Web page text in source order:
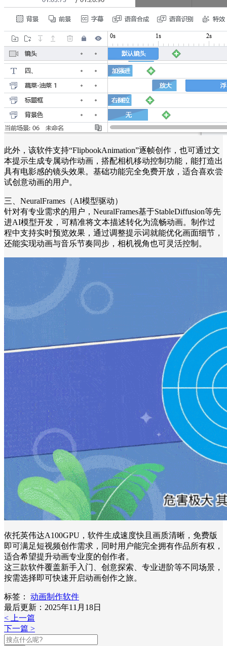
此外，该软件支持“FlipbookAnimation”逐帧创作，也可通过文
本提示生成专属动作动画，搭配相机移动控制功能，能打造出
具有电影感的镜头效果。基础功能完全免费开放，适合喜欢尝
试创意动画的用户。
三、NeuralFrames（AI模型驱动）
针对有专业需求的用户，NeuralFrames基于StableDiffusion等先
进AI模型开发，可精准将文本描述转化为流畅动画。制作过
程中支持实时预览效果，通过调整提示词就能优化画面细节，
还能实现动画与音乐节奏同步，相机视角也可灵活控制。
依托英伟达A100GPU，软件生成速度快且画质清晰，免费版
即可满足短视频创作需求，同时用户能完全拥有作品所有权，
适合希望提升动画专业度的创作者。
这三款软件覆盖新手入门、创意探索、专业进阶等不同场景，
按需选择即可快速开启动画创作之旅。
标签：
动画制作软件
最后更新：2025年11月18日
< 上一篇
下一篇 >